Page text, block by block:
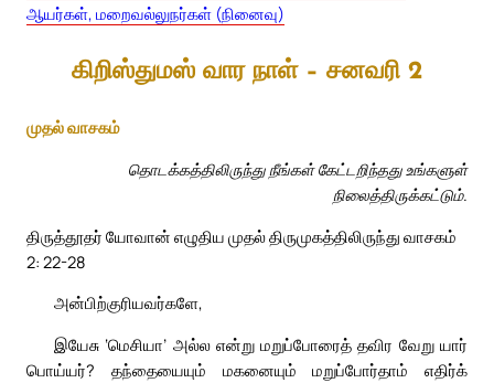
ஆயர்கள், மறைவல்லுநர்கள் (நினைவு)
கிறிஸ்துமஸ் வார நாள் – சனவரி 2
முதல் வாசகம்
தொடக்கத்திலிருந்து நீங்கள் கேட்டறிந்தது உங்களுள்
நிலைத்திருக்கட்டும்.
திருத்தூதர் யோவான் எழுதிய முதல் திருமுகத்திலிருந்து வாசகம்
2: 22-28
அன்பிற்குரியவர்களே,
இயேசு ‘மெசியா’ அல்ல என்று மறுப்போரைத் தவிர வேறு யார்
பொய்யர்? தந்தையையும் மகனையும் மறுப்போர்தாம் எதிர்க்